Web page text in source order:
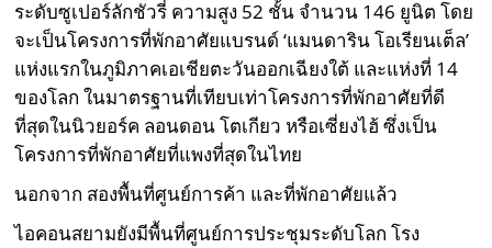
ระดับซูเปอร์ลักชัวรี่ ความสูง 52 ชั้น จำนวน 146 ยูนิต โดย
จะเป็นโครงการที่พักอาศัยแบรนด์ ‘แมนดาริน โอเรียนเต็ล’
แห่งแรกในภูมิภาคเอเชียตะวันออกเฉียงใต้ และแห่งที่ 14
ของโลก ในมาตรฐานที่เทียบเท่าโครงการที่พักอาศัยที่ดี
ที่สุดในนิวยอร์ค ลอนดอน โตเกียว หรือเซี่ยงไฮ้ ซึ่งเป็น
โครงการที่พักอาศัยที่แพงที่สุดในไทย
นอกจาก สองพื้นที่ศูนย์การค้า และที่พักอาศัยแล้ว
ไอคอนสยามยังมีพื้นที่ศูนย์การประชุมระดับโลก โรง